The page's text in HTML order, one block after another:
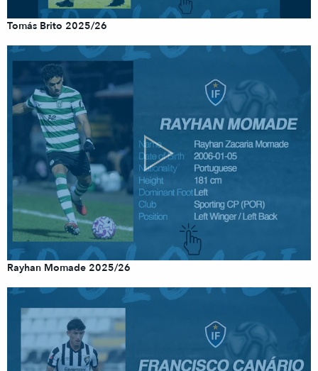
Tomás Brito 2025/26
Rayhan Momade 2025/26